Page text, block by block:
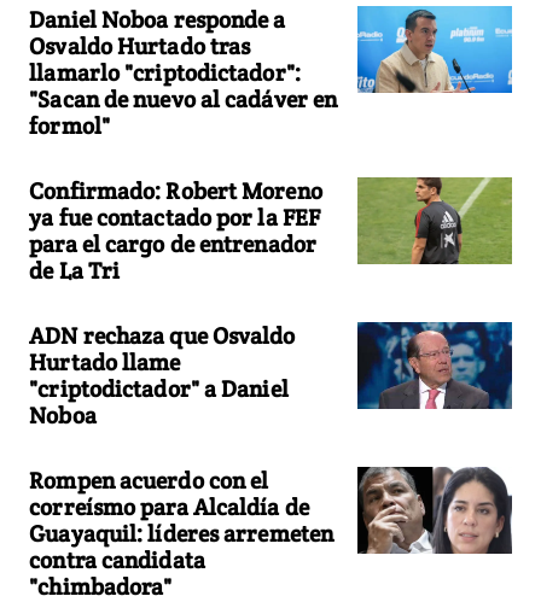
Daniel Noboa responde a
Osvaldo Hurtado tras
llamarlo "criptodictador":
"Sacan de nuevo al cadáver en
formol"
Confirmado: Robert Moreno
ya fue contactado por la FEF
para el cargo de entrenador
de La Tri
ADN rechaza que Osvaldo
Hurtado llame
"criptodictador" a Daniel
Noboa
Rompen acuerdo con el
correísmo para Alcaldía de
Guayaquil: líderes arremeten
contra candidata
"chimbadora"